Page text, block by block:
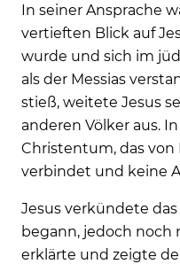
In seiner Ansprache
vertieften Blick auf
wurde und sich im
als der Messias
stieß, weitete Jesus
anderen Völker aus.
Christentum, das
verbindet und keine
Jesus verkündete
begann, jedoch noch
erklärte und zeigte